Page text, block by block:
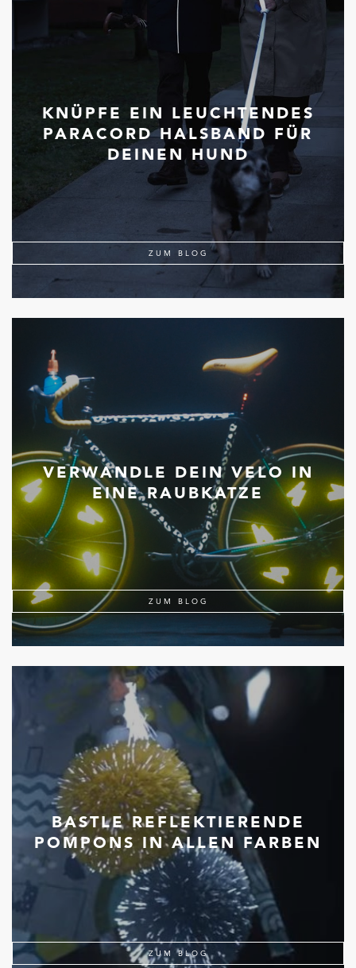
KNÜPFE EIN LEUCHTENDES
PARACORD HALSBAND FÜR
DEINEN HUND
ZUM BLOG
VERWANDLE DEIN VELO IN
EINE RAUBKATZE
ZUM BLOG
BASTLE REFLEKTIERENDE
POMPONS IN ALLEN FARBEN
ZUM BLOG